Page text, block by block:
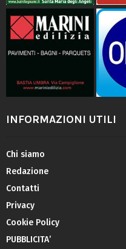
INFORMAZIONI UTILI
Chi siamo
Redazione
Contatti
Privacy
Cookie Policy
PUBBLICITA’